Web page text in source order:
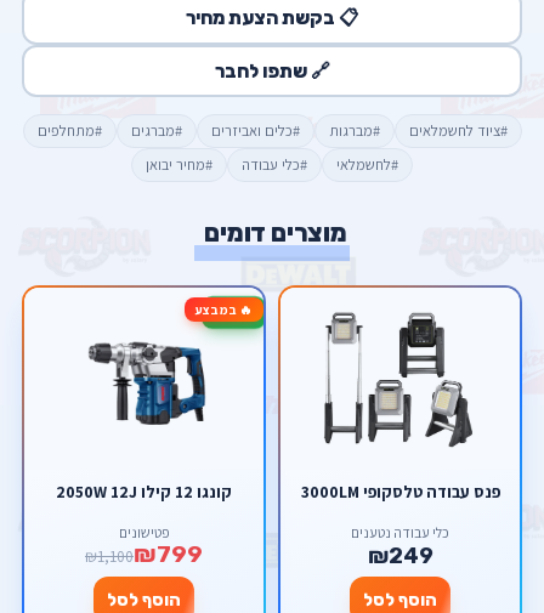
📋 בקשת הצעת מחיר
🔗 שתפו לחבר
#ציוד לחשמלאים #מברגות #כלים ואביזרים #מברגים
#מתחלפים
#לחשמלאי
#כלי עבודה #מחיר יבואן
מוצרים דומים
פנס עבודה טלסקופי 3000LM
כלי עבודה נטענים
₪249
הוסף לסל
🔥 במבצע-27%
קונגו 12 קילו 2050W 12J
פטישונים
₪799
₪1,100
הוסף לסל